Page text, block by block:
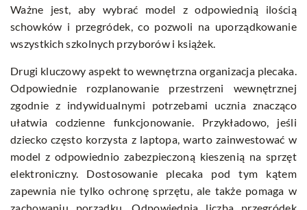
Ważne jest, aby wybrać model z odpowiednią ilością
schowków i przegródek, co pozwoli na uporządkowanie
wszystkich szkolnych przyborów i książek.
Drugi kluczowy aspekt to wewnętrzna organizacja plecaka.
Odpowiednie rozplanowanie przestrzeni wewnętrznej
zgodnie z indywidualnymi potrzebami ucznia znacząco
ułatwia codzienne funkcjonowanie. Przykładowo, jeśli
dziecko często korzysta z laptopa, warto zainwestować w
model z odpowiednio zabezpieczoną kieszenią na sprzęt
elektroniczny. Dostosowanie plecaka pod tym kątem
zapewnia nie tylko ochronę sprzętu, ale także pomaga w